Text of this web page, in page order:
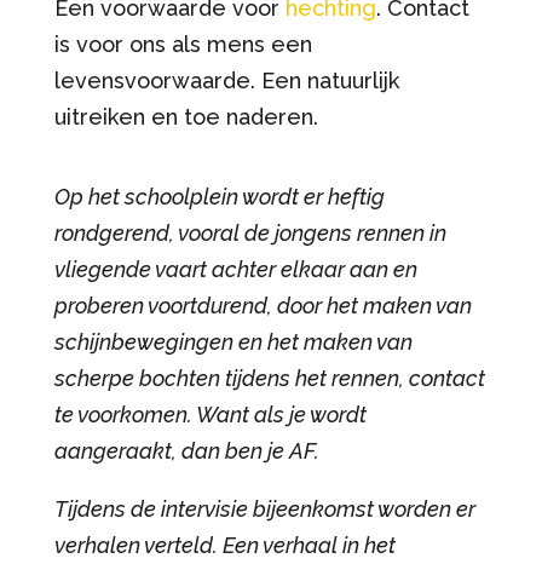
Een voorwaarde voor hechting. Contact
is voor ons als mens een
levensvoorwaarde. Een natuurlijk
uitreiken en toe naderen.
Op het schoolplein wordt er heftig
rondgerend, vooral de jongens rennen in
vliegende vaart achter elkaar aan en
proberen voortdurend, door het maken van
schijnbewegingen en het maken van
scherpe bochten tijdens het rennen, contact
te voorkomen. Want als je wordt
aangeraakt, dan ben je AF.
Tijdens de intervisie bijeenkomst worden er
verhalen verteld. Een verhaal in het